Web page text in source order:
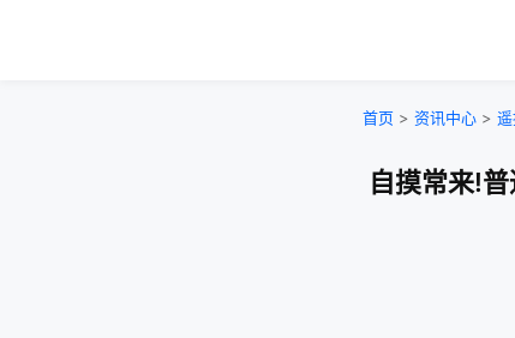
首页 > 资讯中心 >
自摸常来!